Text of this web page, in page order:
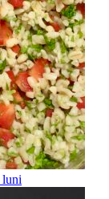
luni